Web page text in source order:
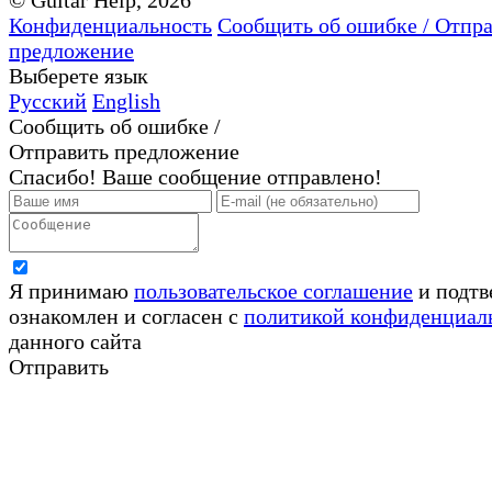
Конфиденциальность Сообщить об ошибке /
предложение
Выберете язык
Русский English
Сообщить об ошибке /
Отправить предложение
Спасибо! Ваше сообщение отправлено!
Я принимаю пользовательское соглашение и
ознакомлен и согласен с политикой
данного сайта
Отправить